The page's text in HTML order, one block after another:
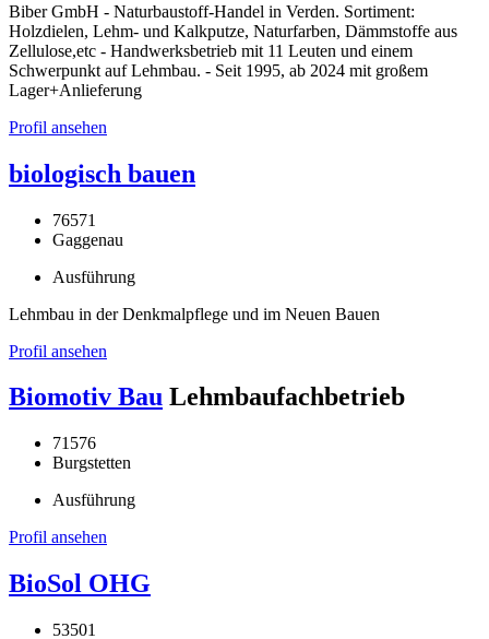
Biber GmbH - Naturbaustoff-Handel in Verden. Sortiment:
Holzdielen, Lehm- und Kalkputze, Naturfarben, Dämmstoffe aus
Zellulose,etc - Handwerksbetrieb mit 11 Leuten und einem
Schwerpunkt auf Lehmbau. - Seit 1995, ab 2024 mit großem
Lager+Anlieferung
Profil ansehen
biologisch bauen
76571
Gaggenau
Ausführung
Lehmbau in der Denkmalpflege und im Neuen Bauen
Profil ansehen
Biomotiv Bau Lehmbaufachbetrieb
71576
Burgstetten
Ausführung
Profil ansehen
BioSol OHG
53501